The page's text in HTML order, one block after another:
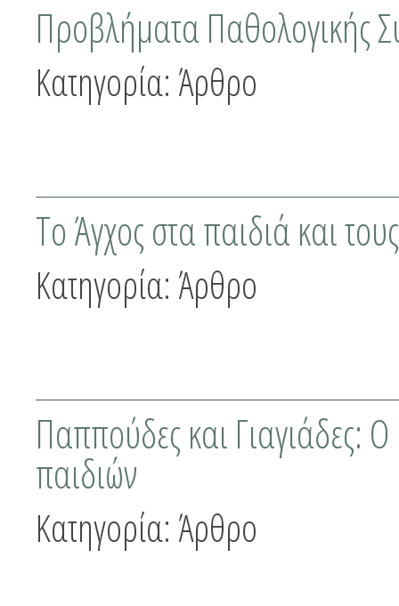
Προβλήματα Παθολογικής
Κατηγορία: Άρθρο
Το Άγχος στα παιδιά και
Κατηγορία: Άρθρο
Παππούδες και Γιαγιάδες:
παιδιών
Κατηγορία: Άρθρο